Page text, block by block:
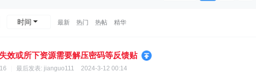
时间 最新 热门 热帖 精华
效或所下资源需要解压密码等反馈贴
最后发表: jianguo111 2024-3-12 00:14